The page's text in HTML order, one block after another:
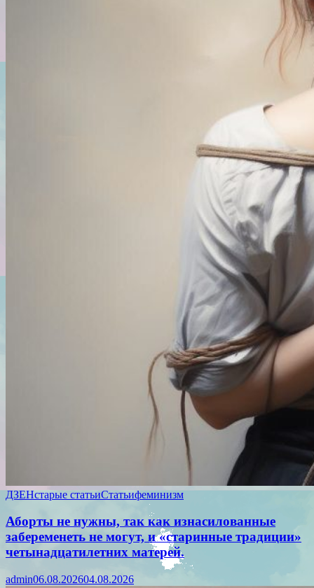
ДЗЕНстарые статьиСтатьифеминизм
Аборты не нужны, так как изнасилованные
забеременеть не могут, и «старинные традиции»
четынадцатилетних матерей.
admin06.08.202604.08.2026